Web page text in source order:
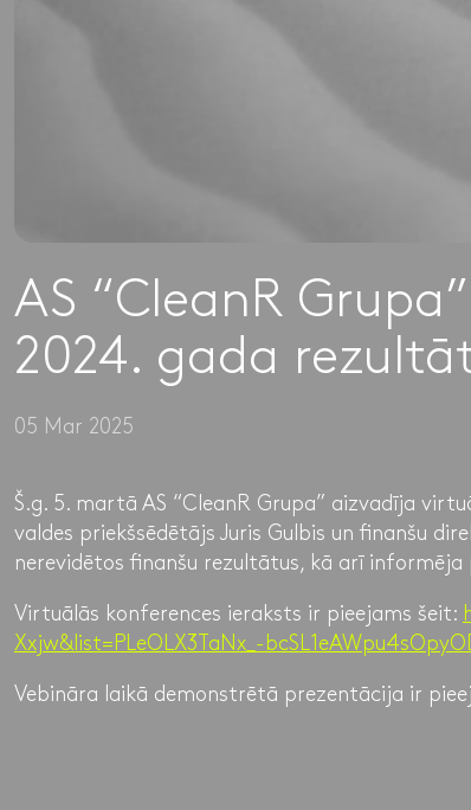
AS “CleanR
2024. gada
05 Mar 2025
Š.g. 5. martā AS “CleanR Grupa” aizvadīja
valdes priekšsēdētājs Juris Gulbis un finanšu
nerevidētos finanšu rezultātus, kā arī
Virtuālās konferences ieraksts ir pieejams šeit:
Xxjw&list=PLeOLX3TaNx_-
Vebināra laikā demonstrētā prezentācija ir